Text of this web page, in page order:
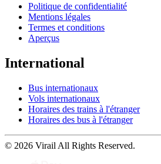
Politique de confidentialité
Mentions légales
Termes et conditions
Aperçus
International
Bus internationaux
Vols internationaux
Horaires des trains à l'étranger
Horaires des bus à l'étranger
© 2026 Virail All Rights Reserved.